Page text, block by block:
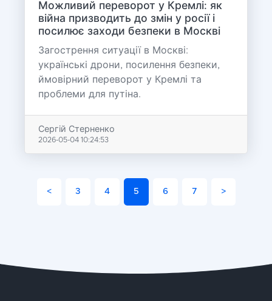
Можливий переворот у Кремлі: як
війна призводить до змін у росії і
посилює заходи безпеки в Москві
Загострення ситуації в Москві:
українські дрони, посилення безпеки,
ймовірний переворот у Кремлі та
проблеми для путіна.
Сергій Стерненко
2026-05-04 10:24:53
< 3 4 5 6 7 >